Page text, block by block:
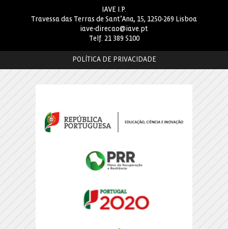
IAVE I.P.
Travessa das Terras de Sant’Ana, 15, 1250-269 Lisboa
iave-direcao@iave.pt
Telf. 21 389 5100
POLÍTICA DE PRIVACIDADE